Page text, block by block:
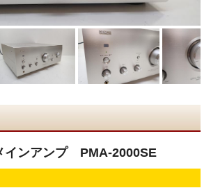
ンアンプ PMA-2000SE